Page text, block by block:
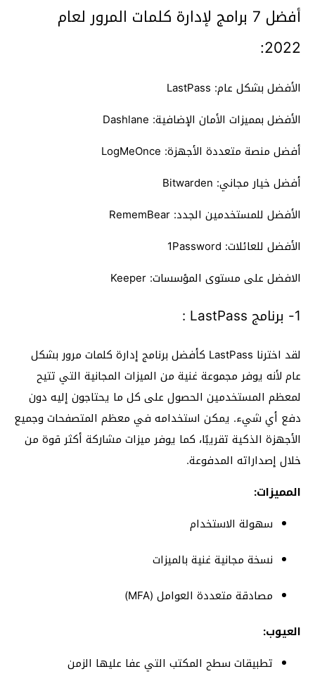
أفضل 7 برامج لإدارة كلمات المرور لعام
2022:
الأفضل بشكل عام: LastPass
الأفضل بمميزات الأمان الإضافية: Dashlane
أفضل منصة متعددة الأجهزة: LogMeOnce
أفضل خيار مجاني: Bitwarden
الأفضل للمستخدمين الجدد: RememBear
الأفضل للعائلات: 1Password
الافضل على مستوى المؤسسات: Keeper
1- برنامج LastPass :
لقد اخترنا LastPass كأفضل برنامج إدارة كلمات مرور بشكل
عام لأنه يوفر مجموعة غنية من الميزات المجانية التي تتيح
لمعظم المستخدمين الحصول على كل ما يحتاجون إليه دون
دفع أي شيء. يمكن استخدامه في معظم المتصفحات وجميع
الأجهزة الذكية تقريبًا، كما يوفر ميزات مشاركة أكثر قوة من
خلال إصداراته المدفوعة.
المميزات:
سهولة الاستخدام
نسخة مجانية غنية بالميزات
مصادقة متعددة العوامل (MFA)
العيوب:
تطبيقات سطح المكتب التي عفا عليها الزمن